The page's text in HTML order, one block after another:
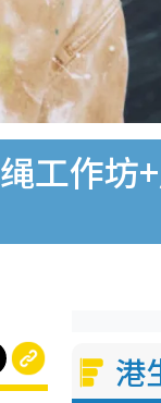
工作坊
港